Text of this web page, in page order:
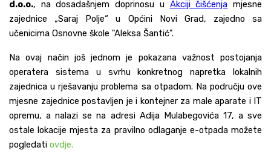
d.o.o., na dosadašnjem doprinosu u Akciji čišćenja mjesne
zajednice „Saraj Polje“ u Općini Novi Grad, zajedno sa
učenicima Osnovne škole "Aleksa Šantić".
Na ovaj način još jednom je pokazana važnost postojanja
operatera sistema u svrhu konkretnog napretka lokalnih
zajednica u rješavanju problema sa otpadom. Na području ove
mjesne zajednice postavljen je i kontejner za male aparate i IT
opremu, a nalazi se na adresi Adija Mulabegovića 17, a sve
ostale lokacije mjesta za pravilno odlaganje e-otpada možete
pogledati ovdje.